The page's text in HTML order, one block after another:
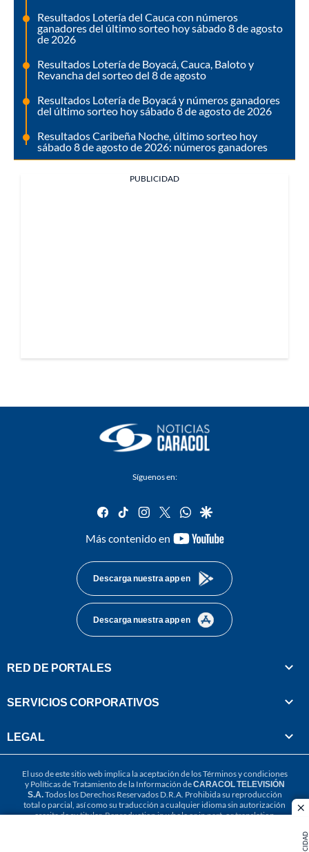
Resultados Lotería del Cauca con números
ganadores del último sorteo hoy sábado 8 de agosto
de 2026
Resultados Lotería de Boyacá, Cauca, Baloto y
Revancha del sorteo del 8 de agosto
Resultados Lotería de Boyacá y números ganadores
del último sorteo hoy sábado 8 de agosto de 2026
Resultados Caribeña Noche, último sorteo hoy
sábado 8 de agosto de 2026: números ganadores
PUBLICIDAD
Síguenos en:
facebook
tiktok instagram
twitterwhatsapp
google
Más contenido en
youtube-
Descarga nuestra app en
Descarga nuestra app en
RED DE PORTALES
SERVICIOS CORPORATIVOS
LEGAL
El uso de este sitio web implica la aceptación de losTérminos y condiciones
y Políticas de Tratamiento de la Información deCARACOL TELEVISIÓN
S.A.Todos los Derechos Reservados D.R.A. Prohibida su reproducción
total o parcial, así como su traducción a cualquier idioma sin autorización
escrita de su titular. Reproduction in whole or in part, or translation